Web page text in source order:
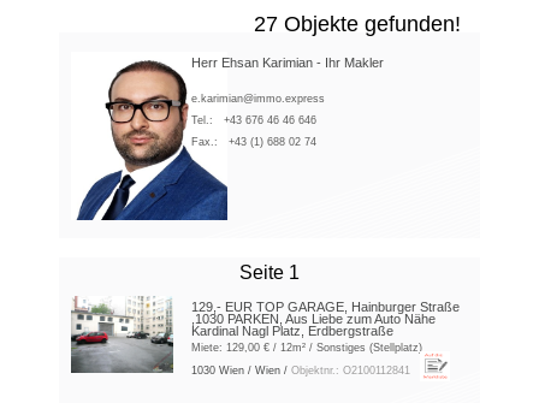
27 Objekte gefunden!
Herr Ehsan Karimian - Ihr Makler
e.karimian@immo.express
Tel.:
+43 676 46 46 646
Fax.:
+43 (1) 688 02 74
Seite 1
129,- EUR TOP GARAGE, Hainburger Straße
,1030 PARKEN, Aus Liebe zum Auto Nähe
Kardinal Nagl Platz, Erdbergstraße
Miete: 129,00 € / 12m² / Sonstiges (Stellplatz)
1030 Wien / Wien / Objektnr.: O2100112841